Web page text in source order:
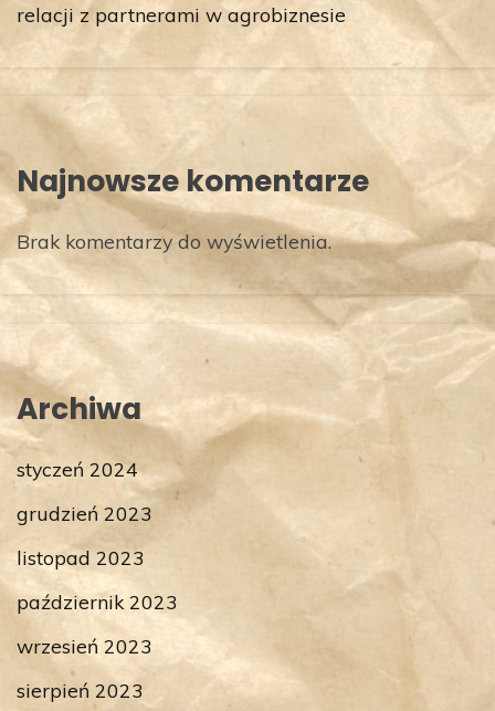
relacji z partnerami w agrobiznesie
Najnowsze komentarze
Brak komentarzy do wyświetlenia.
Archiwa
styczeń 2024
grudzień 2023
listopad 2023
październik 2023
wrzesień 2023
sierpień 2023